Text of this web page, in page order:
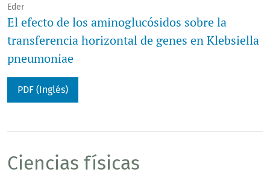
Eder
El efecto de los aminoglucósidos sobre la
transferencia horizontal de genes en Klebsiella
pneumoniae
PDF (Inglés)
Ciencias físicas